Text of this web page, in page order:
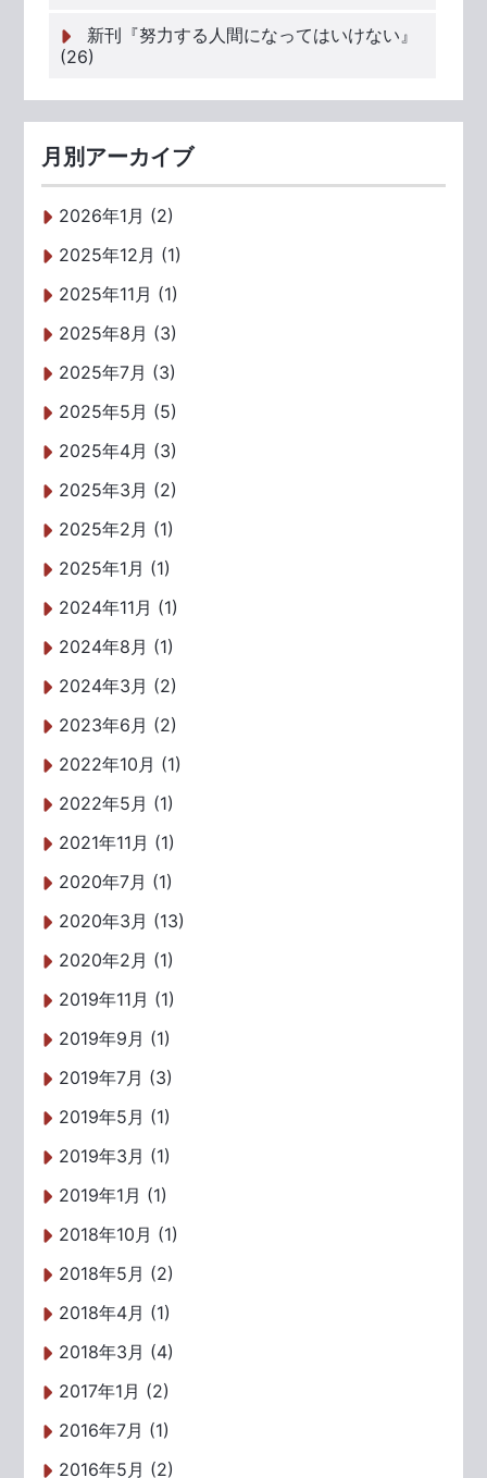
新刊『努力する人間になってはいけない』
(26)
月別アーカイブ
2026年1月 (2)
2025年12月 (1)
2025年11月 (1)
2025年8月 (3)
2025年7月 (3)
2025年5月 (5)
2025年4月 (3)
2025年3月 (2)
2025年2月 (1)
2025年1月 (1)
2024年11月 (1)
2024年8月 (1)
2024年3月 (2)
2023年6月 (2)
2022年10月 (1)
2022年5月 (1)
2021年11月 (1)
2020年7月 (1)
2020年3月 (13)
2020年2月 (1)
2019年11月 (1)
2019年9月 (1)
2019年7月 (3)
2019年5月 (1)
2019年3月 (1)
2019年1月 (1)
2018年10月 (1)
2018年5月 (2)
2018年4月 (1)
2018年3月 (4)
2017年1月 (2)
2016年7月 (1)
2016年5月 (2)